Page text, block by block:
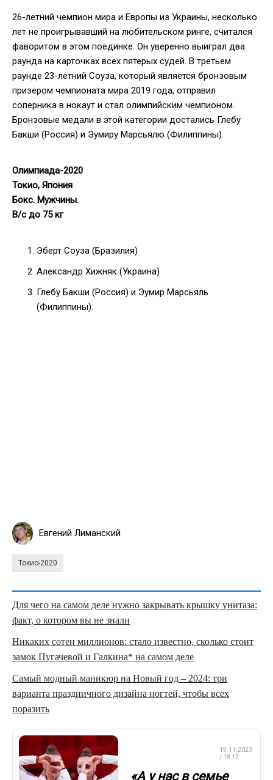
26-летний чемпион мира и Европы из Украины, несколько
лет не проигрывавший на любительском ринге, считался
фаворитом в этом поединке. Он уверенно выиграл два
раунда на карточках всех пятерых судей. В третьем
раунде 23-летний Соуза, который является бронзовым
призером чемпионата мира 2019 года, отправил
соперника в нокаут и стал олимпийским чемпионом.
Бронзовые медали в этой категории достались Глебу
Бакши (Россия) и Эумиру Марсьялю (Филиппины).
Олимпиада-2020
Токио, Япония
Бокс. Мужчины.
В/с до 75 кг
Эберт Соуза (Бразилия)
Александр Хижняк (Украина)
Глебу Бакши (Россия) и Эумир Марсьяль
(Филиппины).
Евгений Лиманский
Токио-2020
Для чего на самом деле нужно закрывать крышку унитаза:
факт, о котором вы не знали
Никаких сотен миллионов: стало известно, сколько стоит
замок Пугачевой и Галкина* на самом деле
Самый модный маникюр на Новый год – 2024: три
варианта праздничного дизайна ногтей, чтобы всех
поразить
19.11.2023
/ 18:17
«А у нас в семье